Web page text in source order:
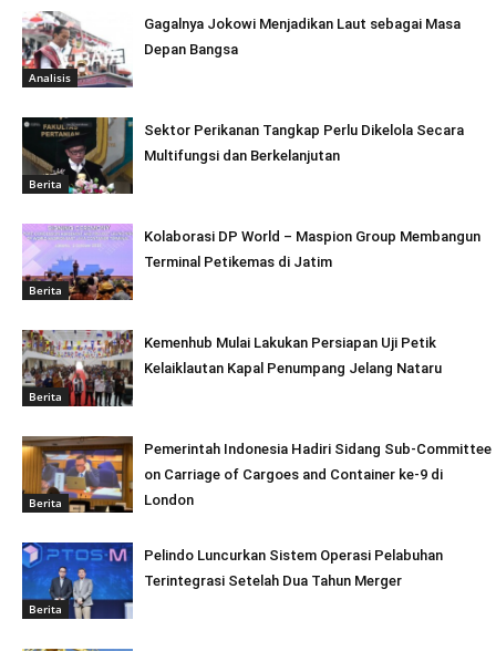
Analisis
Gagalnya Jokowi Menjadikan Laut sebagai Masa
Depan Bangsa
Berita
Sektor Perikanan Tangkap Perlu Dikelola Secara
Multifungsi dan Berkelanjutan
Berita
Kolaborasi DP World – Maspion Group Membangun
Terminal Petikemas di Jatim
Berita
Kemenhub Mulai Lakukan Persiapan Uji Petik
Kelaiklautan Kapal Penumpang Jelang Nataru
Berita
Pemerintah Indonesia Hadiri Sidang Sub-Committee
on Carriage of Cargoes and Container ke-9 di
London
Berita
Pelindo Luncurkan Sistem Operasi Pelabuhan
Terintegrasi Setelah Dua Tahun Merger